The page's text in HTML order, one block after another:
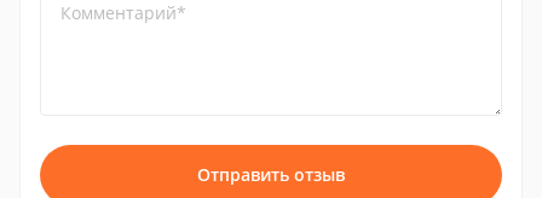
Комментарий*
Отправить отзыв